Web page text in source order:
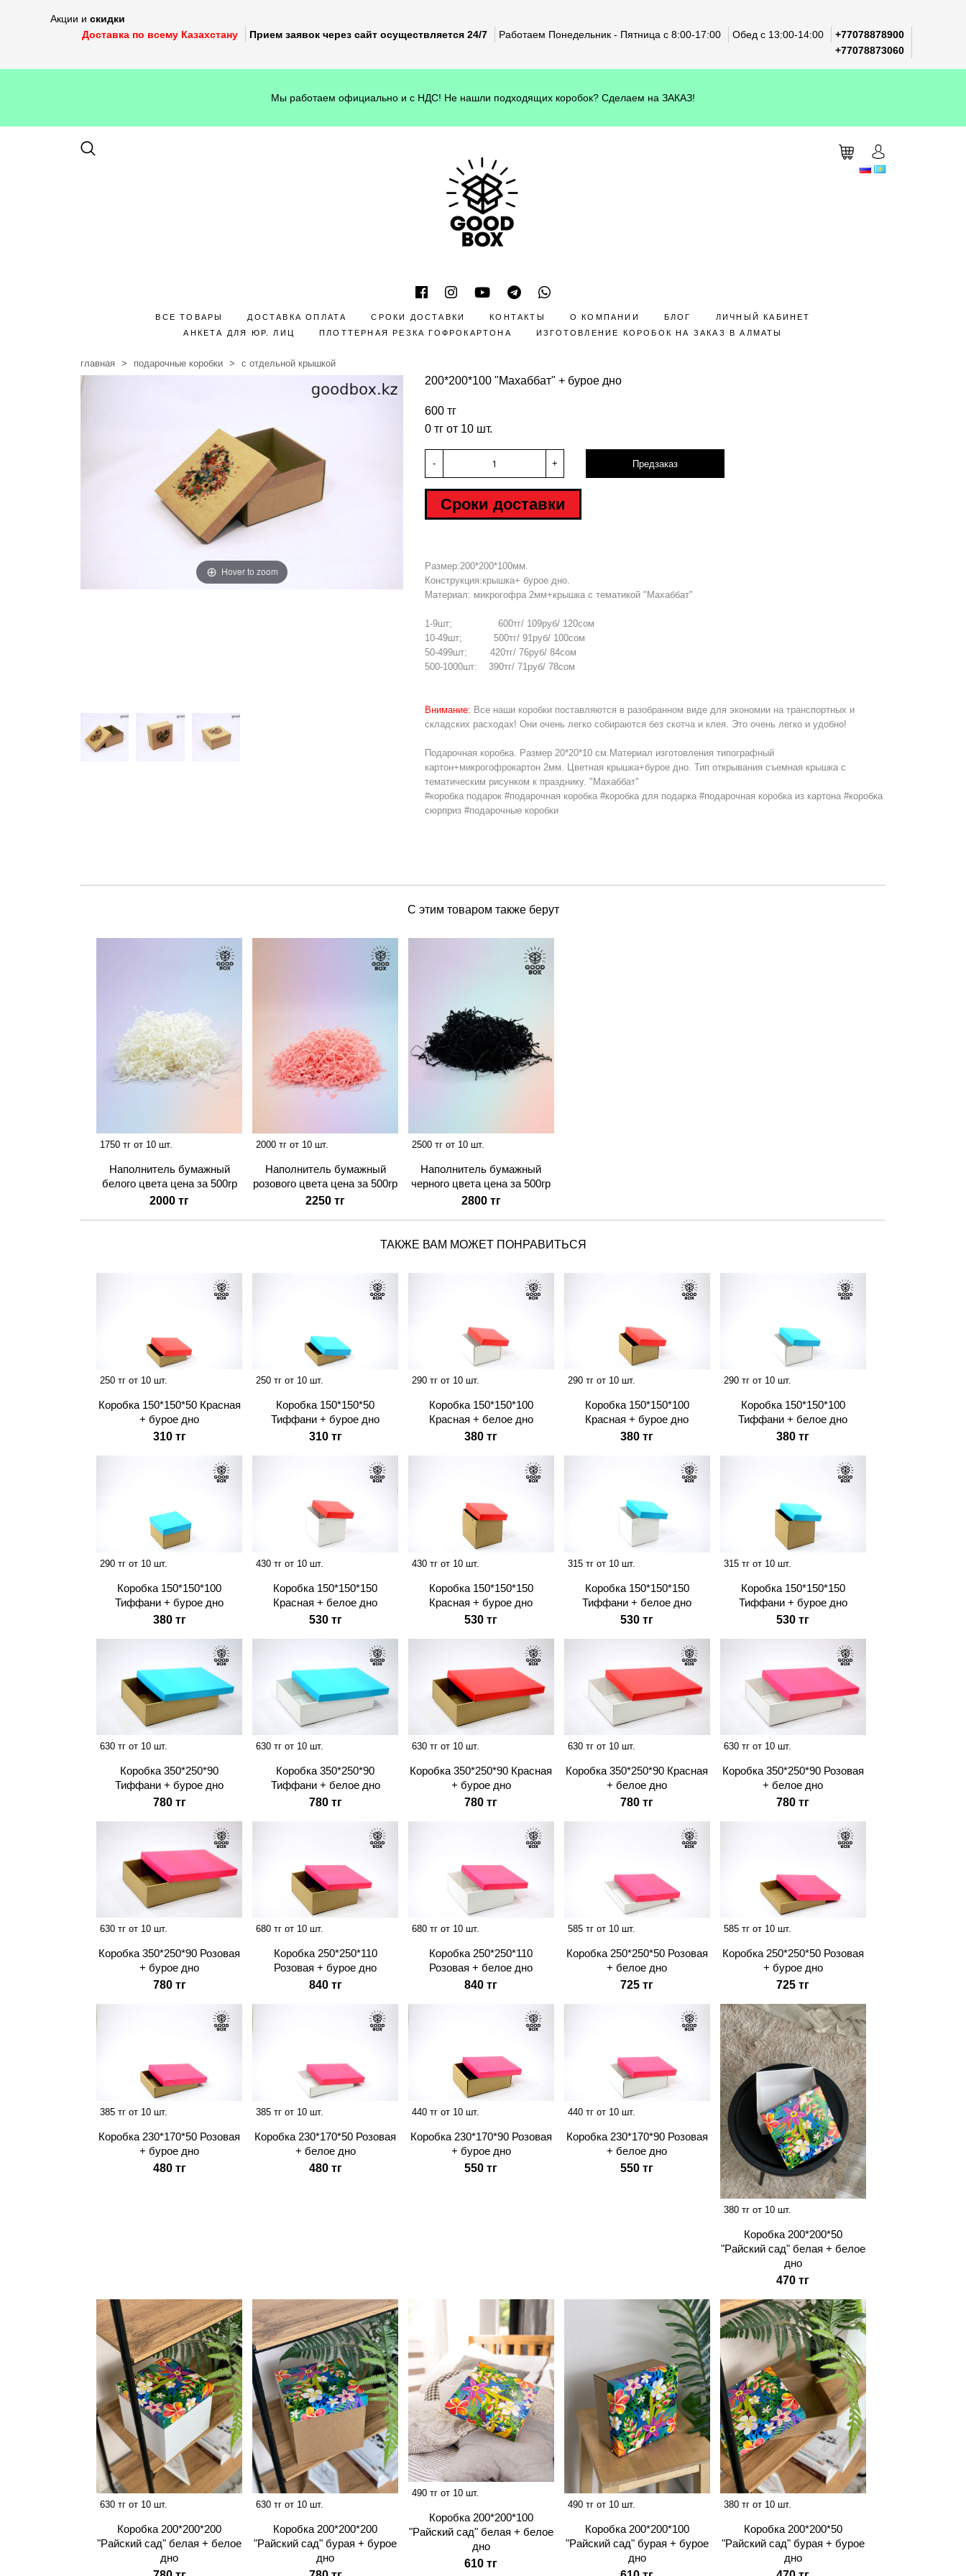
Акции и скидки
Доставка по всему Казахстану
Прием заявок через сайт осуществляется 24/7 Работаем Понедельник - Пятница с 8:00-17:00 Обед с 13:00-14:00
+77078878900
+77078873060
Мы работаем официально и с НДС! Не нашли подходящих коробок? Сделаем на ЗАКАЗ!
ВСЕ ТОВАРЫ ДОСТАВКА ОПЛАТА СРОКИ ДОСТАВКИ КОНТАКТЫ О КОМПАНИИ БЛОГ
ЛИЧНЫЙ КАБИНЕТ
АНКЕТА ДЛЯ ЮР. ЛИЦ
ПЛОТТЕРНАЯ РЕЗКА ГОФРОКАРТОНА ИЗГОТОВЛЕНИЕ КОРОБОК НА ЗАКАЗ В АЛМАТЫ
главная подарочные коробки с отдельной крышкой
Hover to zoom
200*200*100 "Махаббат" + бурое дно
600 тг
0 тг от 10 шт.
- + Предзаказ
Сроки доставки
Размер:200*200*100мм.
Конструкция:крышка+ бурое дно.
Материал: микрогофра 2мм+крышка с тематикой "Махаббат"
1-9шт; 600тг/ 109руб/ 120сом
10-49шт; 500тг/ 91руб/ 100сом
50-499шт; 420тг/ 76руб/ 84сом
500-1000шт: 390тг/ 71руб/ 78сом
Внимание: Все наши коробки поставляются в разобранном виде для экономии на транспортных и
складских расходах! Они очень легко собираются без скотча и клея. Это очень легко и удобно!
Подарочная коробка. Размер 20*20*10 см.Материал изготовления типографный
картон+микрогофрокартон 2мм. Цветная крышка+бурое дно. Тип открывания съемная крышка с
тематическим рисунком к празднику. "Махаббат"
#коробка подарок #подарочная коробка #коробка для подарка #подарочная коробка из картона #коробка
сюрприз #подарочные коробки
С этим товаром также берут
1750 тг от 10 шт.
Наполнитель бумажный
белого цвета цена за 500гр
2000 тг
2000 тг от 10 шт.
Наполнитель бумажный
розового цвета цена за 500гр
2250 тг
2500 тг от 10 шт.
Наполнитель бумажный
черного цвета цена за 500гр
2800 тг
ТАКЖЕ ВАМ МОЖЕТ ПОНРАВИТЬСЯ
250 тг от 10 шт.
Коробка 150*150*50 Красная
+ бурое дно
310 тг
250 тг от 10 шт.
Коробка 150*150*50
Тиффани + бурое дно
310 тг
290 тг от 10 шт.
Коробка 150*150*100
Красная + белое дно
380 тг
290 тг от 10 шт.
Коробка 150*150*100
Красная + бурое дно
380 тг
290 тг от 10 шт.
Коробка 150*150*100
Тиффани + белое дно
380 тг
290 тг от 10 шт.
Коробка 150*150*100
Тиффани + бурое дно
380 тг
430 тг от 10 шт.
Коробка 150*150*150
Красная + белое дно
530 тг
430 тг от 10 шт.
Коробка 150*150*150
Красная + бурое дно
530 тг
315 тг от 10 шт.
Коробка 150*150*150
Тиффани + белое дно
530 тг
315 тг от 10 шт.
Коробка 150*150*150
Тиффани + бурое дно
530 тг
630 тг от 10 шт.
Коробка 350*250*90
Тиффани + бурое дно
780 тг
630 тг от 10 шт.
Коробка 350*250*90
Тиффани + белое дно
780 тг
630 тг от 10 шт.
Коробка 350*250*90 Красная
+ бурое дно
780 тг
630 тг от 10 шт.
Коробка 350*250*90 Красная
+ белое дно
780 тг
630 тг от 10 шт.
Коробка 350*250*90 Розовая
+ белое дно
780 тг
630 тг от 10 шт.
Коробка 350*250*90 Розовая
+ бурое дно
780 тг
680 тг от 10 шт.
Коробка 250*250*110
Розовая + бурое дно
840 тг
680 тг от 10 шт.
Коробка 250*250*110
Розовая + белое дно
840 тг
585 тг от 10 шт.
Коробка 250*250*50 Розовая
+ белое дно
725 тг
585 тг от 10 шт.
Коробка 250*250*50 Розовая
+ бурое дно
725 тг
385 тг от 10 шт.
Коробка 230*170*50 Розовая
+ бурое дно
480 тг
385 тг от 10 шт.
Коробка 230*170*50 Розовая
+ белое дно
480 тг
440 тг от 10 шт.
Коробка 230*170*90 Розовая
+ бурое дно
550 тг
440 тг от 10 шт.
Коробка 230*170*90 Розовая
+ белое дно
550 тг
380 тг от 10 шт.
Коробка 200*200*50
"Райский сад" белая + белое
дно
470 тг
630 тг от 10 шт.
Коробка 200*200*200
"Райский сад" белая + белое
дно
630 тг от 10 шт.
Коробка 200*200*200
"Райский сад" бурая + бурое
дно
490 тг от 10 шт.
Коробка 200*200*100
"Райский сад" белая + белое
дно
610 тг
490 тг от 10 шт.
Коробка 200*200*100
"Райский сад" бурая + бурое
дно
380 тг от 10 шт.
Коробка 200*200*50
"Райский сад" бурая + бурое
дно